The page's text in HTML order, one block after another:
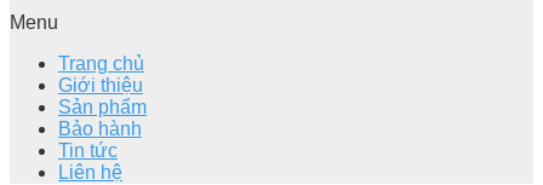
Menu
Trang chủ
Giới thiệu
Sản phẩm
Bảo hành
Tin tức
Liên hệ